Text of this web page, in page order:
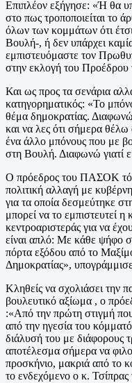
Επιπλέον εξήγησε: «Ή θα
στο πως τροποποιείται το
όλων των κομμάτων ότι
Βουλή-, ή δεν υπάρχει
εμπιστευόμαστε τον
στην εκλογή του Προέδρου
Και ως προς τα σενάρια
κατηγορηματικός: «Το
θέμα δημοκρατίας.
και να λες ότι σήμερα
ένα άλλο μπόνους που με
στη Βουλή. Διαφωνώ γιατί
Ο πρόεδρος του ΠΑΣΟΚ
πολιτική αλλαγή με
για τα οποία δεσμεύτηκε
μπορεί να το εμπιστευτεί η
κεντροαριστεράς για να
είναι απλό: Με κάθε ψήφο
πόρτα εξόδου από το
Δημοκρατίας»,
Κληθείς να σχολιάσει την
βουλευτικό αξίωμα , ο
:«Από την πρώτη στιγμή
από την ηγεσία του
διάλυσή του με διάφορους
αποτέλεσμα σήμερα να
προσκήνιο, μακριά από το
το ενδεχόμενο ο κ. Τσίπρας